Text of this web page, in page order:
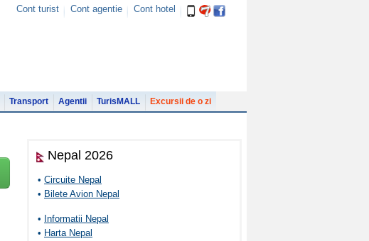
Cont turist Cont agentie Cont hotel
Transport Agentii TurisMALL Excursii de o zi
Nepal 2026
• Circuite Nepal
• Bilete Avion Nepal
• Informatii Nepal
• Harta Nepal